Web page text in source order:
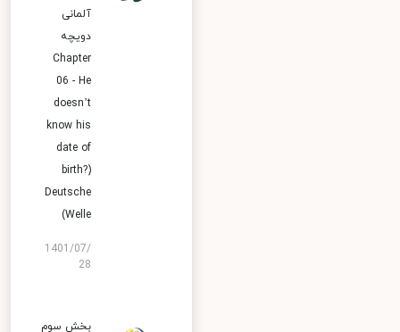
آلمانی
دویچه
Chapter
06 - He
doesn’t
know his
date of
birth?)
Deutsche
Welle)
1401/07/
28
بخش سوم